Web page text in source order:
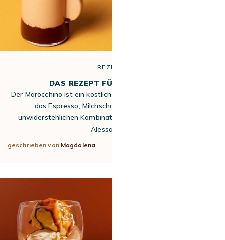
REZEPTE
DAS REZEPT FÜR MAROCCHINO
Der Marocchino ist ein köstliches italienisches Kaffeegetränk,
das Espresso, Milchschaum und Kakao zu einer
unwiderstehlichen Kombination vereint. Ursprünglich aus
Alessandria…
geschrieben von Magdalena